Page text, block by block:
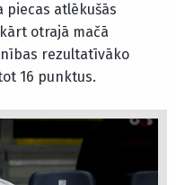
piecas atlēkušās
otrajā mačā
rezultatīvāko
16 punktus.